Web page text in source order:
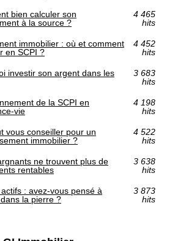
bien calculer son
à la source ?
4 465
hits
immobilier : où et comment
en SCPI ?
4 452
hits
investir son argent dans les
3 683
hits
de la SCPI en
vie
4 198
hits
vous conseiller pour un
immobilier ?
4 522
hits
ne trouvent plus de
rentables
3 638
hits
: avez-vous pensé à
la pierre ?
3 873
hits